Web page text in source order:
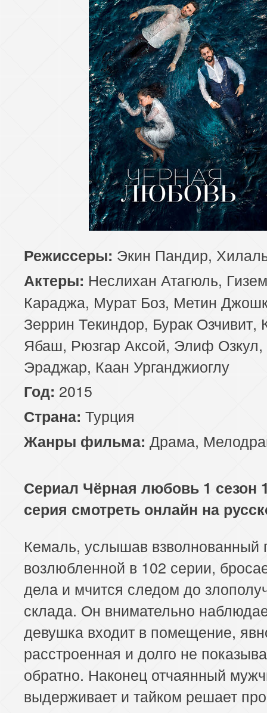
58 серия
59 серия
62 серия
63 серия
66 серия
67 серия
70 серия
71 серия
74 серия
75 серия
78 серия
79 серия
82 серия
83 серия
86 серия
87 серия
91 серия
93 серия
94 серия
95 серия
97 серия
98 серия 99 серия
101 серия
102 серия 103 серия
105 серия
109 серия
110 серия
113 серия
114 серия
Режиссеры: Экин Пандир,
Актеры: Неслихан Атагюль, Гизем
Караджа, Мурат Боз, Метин
Зеррин Текиндор, Бурак Озчивит,
Ябаш, Рюзгар Аксой, Элиф Озкул,
Эраджар, Каан Урганджиоглу
Год: 2015
Страна: Турция
Жанры фильма: Драма,
Сериал Чёрная любовь 1 сезон
серия смотреть онлайн на
Кемаль, услышав взволнованный
возлюбленной в 102 серии,
дела и мчится следом до
склада. Он внимательно
девушка входит в помещение,
расстроенная и долго не
обратно. Наконец отчаянный
выдерживает и тайком решает